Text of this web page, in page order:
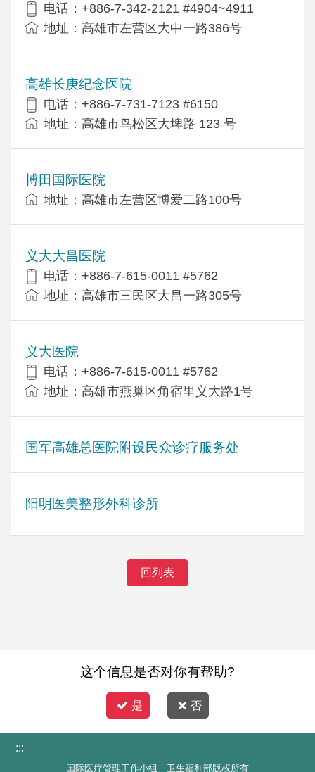
电话：+886-7-342-2121 #4904~4911
地址：高雄市左营区大中一路386号
高雄长庚纪念医院
电话：+886-7-731-7123 #6150
地址：高雄市鸟松区大埤路 123 号
博田国际医院
地址：高雄市左营区博爱二路100号
义大大昌医院
电话：+886-7-615-0011 #5762
地址：高雄市三民区大昌一路305号
义大医院
电话：+886-7-615-0011 #5762
地址：高雄市燕巢区角宿里义大路1号
国军高雄总医院附设民众诊疗服务处
阳明医美整形外科诊所
回列表
这个信息是否对你有帮助?
是 否
:::
国际医疗管理工作小组 卫生福利部版权所有